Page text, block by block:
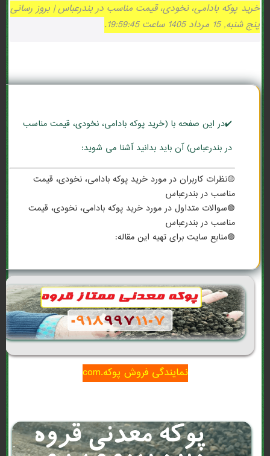
خرید پوکه بادامی، نخودی، قیمت مناسب در بندرعباس | بروز رسانی
پنج شنبه, 15 مرداد 1405 ساعت 19:59:45.
✔️در این صفحه با (خرید پوکه بادامی، نخودی، قیمت مناسب
در بندرعباس) آن باید بدانید آشنا می شوید:
🟡نظرات کاربران در مورد خرید پوکه بادامی، نخودی، قیمت
مناسب در بندرعباس
🟢سوالات متداول در مورد خرید پوکه بادامی، نخودی، قیمت
مناسب در بندرعباس
🟣منابع سایت برای تهیه این مقاله:
نمایندگی فروش پوکه.com